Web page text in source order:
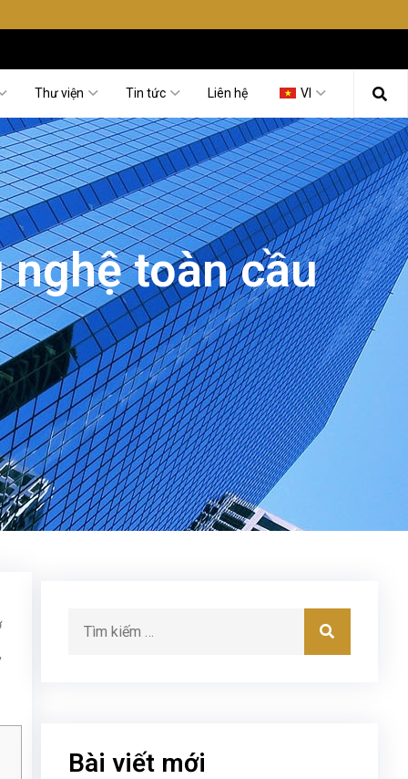
Thư viện Tin tức Liên hệ VI
nghệ toàn cầu
Bài viết mới